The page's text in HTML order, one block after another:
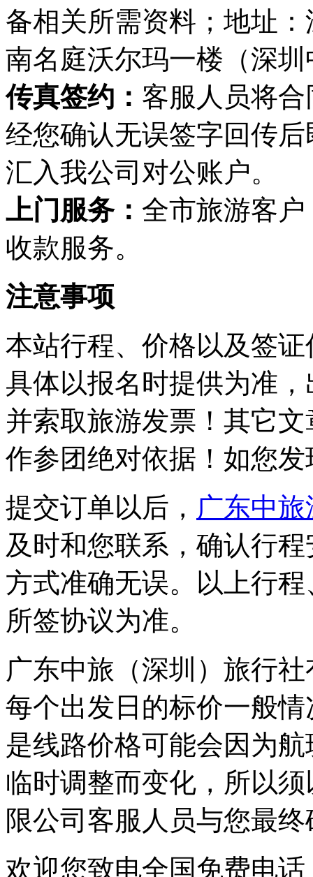
备相关所需资料；地址
南名庭沃尔玛一楼（深圳
传真签约： 客服人员将
经您确认无误签字回传
汇入我公司对公账户。
上门服务： 全市旅游客
收款服务。
注意事项
本站行程、价格以及签
具体以报名时提供为准
并索取旅游发票！其它
作参团绝对依据！如您
提交订单以后， 广东中旅
及时和您联系，确认行
方式准确无误。以上行
所签协议为准。
广东中旅（深圳）旅行
每个出发日的标价一般
是线路价格可能会因为
临时调整而变化，所以
限公司客服人员与您最
欢迎您致电全国免费电话